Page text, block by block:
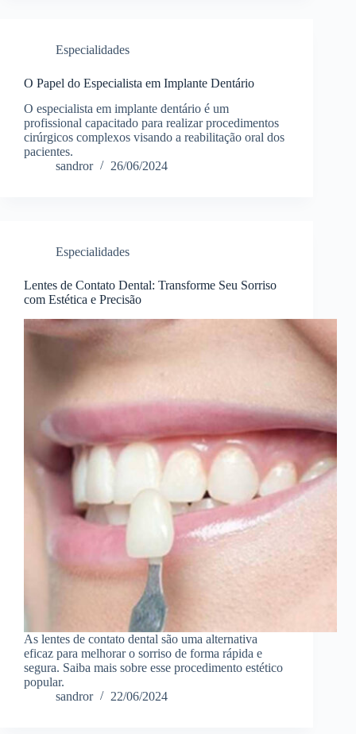
Especialidades
O Papel do Especialista em Implante Dentário
O especialista em implante dentário é um
profissional capacitado para realizar procedimentos
cirúrgicos complexos visando a reabilitação oral dos
pacientes.
sandror
26/06/2024
Especialidades
Lentes de Contato Dental: Transforme Seu Sorriso
com Estética e Precisão
As lentes de contato dental são uma alternativa
eficaz para melhorar o sorriso de forma rápida e
segura. Saiba mais sobre esse procedimento estético
popular.
sandror
22/06/2024